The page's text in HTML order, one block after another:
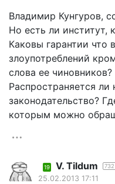
Владимир Кунгуров,
Но есть ли
Каковы гарантии что
злоупотреблений
слова ее чиновников?
Распространяется ли
законодательство?
которым можно
19 V. Tildum 732
25.02.2013 17:11